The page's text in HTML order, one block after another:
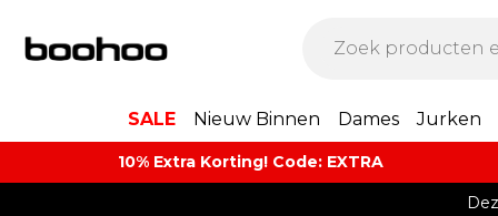
SALE Nieuw Binnen Dames Jurken
10% Extra Korting! Code: EXTRA​